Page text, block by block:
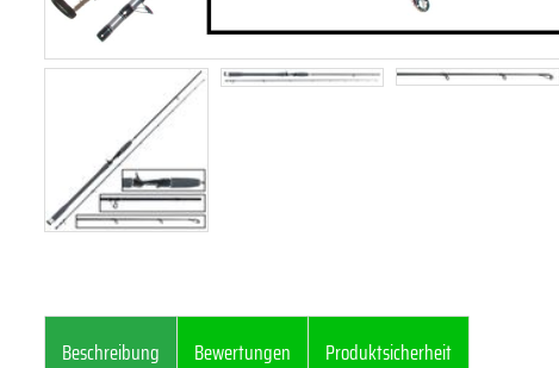
Beschreibung Bewertungen Produktsicherheit